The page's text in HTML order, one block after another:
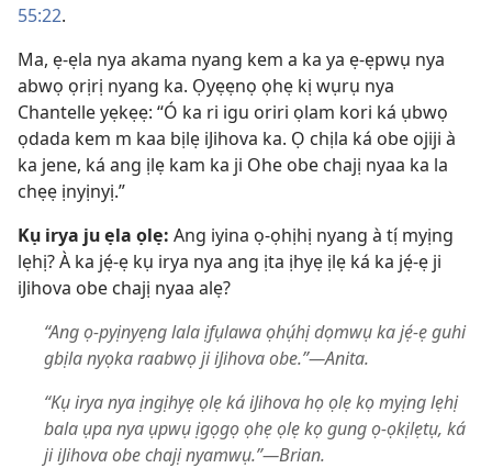
55:22.
Ma, ẹ-ẹla nya akama nyang kem a ka ya ẹ-ẹpwụ nya
abwọ ọrịrị nyang ka. Ọyẹẹnọ ọhẹ kị wụrụ nya
Chantelle yẹkẹẹ: “Ó ka ri igu oriri ọlam kori ká ụbwọ
ọdada kem m kaa bịlẹ iJihova ka. Ọ chịla ká obe ojiji à
ka jene, ká ang ịlẹ kam ka ji Ohe obe chajị nyaa ka la
chẹẹ ịnyịnyị.”
Kụ irya ju ẹla ọlẹ: Ang iyina ọ-ọhịhị nyang à tị́ myịng
lẹhị? À ka jẹ́-ẹ kụ irya nya ang ịta ịhyẹ ịlẹ ká ka jẹ́-ẹ ji
iJihova obe chajị nyaa alẹ?
“Ang ọ-pyịnyẹng lala ịfụlawa ọhụ́hị dọmwụ ka jẹ́-ẹ guhi
gbịla nyọka raabwọ ji iJihova obe.”—Anita.
“Kụ irya nya ịngịhyẹ ọlẹ ká iJihova họ ọlẹ kọ myịng lẹhị
bala ụpa nya ụpwụ ịgọgọ ọhẹ ọlẹ kọ gung ọ-ọkịlẹtụ, ká
ji iJihova obe chajị nyamwụ.”—Brian.